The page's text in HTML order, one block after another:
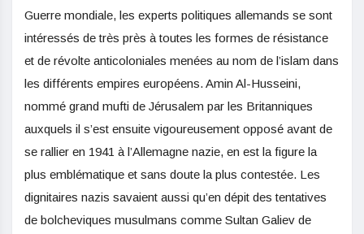
Guerre mondiale, les experts politiques allemands se sont
intéressés de très près à toutes les formes de résistance
et de révolte anticoloniales menées au nom de l’islam dans
les différents empires européens. Amin Al-Husseini,
nommé grand mufti de Jérusalem par les Britanniques
auxquels il s’est ensuite vigoureusement opposé avant de
se rallier en 1941 à l’Allemagne nazie, en est la figure la
plus emblématique et sans doute la plus contestée. Les
dignitaires nazis savaient aussi qu’en dépit des tentatives
de bolcheviques musulmans comme Sultan Galiev de